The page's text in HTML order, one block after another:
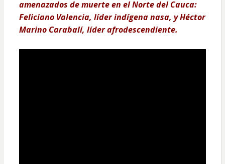
amenazados de muerte en el Norte del Cauca:
Feliciano Valencia, líder indígena nasa, y Héctor
Marino Carabalí, líder afrodescendiente.